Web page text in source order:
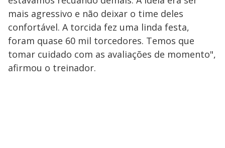
mais agressivo e não deixar o time deles
confortável. A torcida fez uma linda festa,
foram quase 60 mil torcedores. Temos que
tomar cuidado com as avaliações de momento",
afirmou o treinador.